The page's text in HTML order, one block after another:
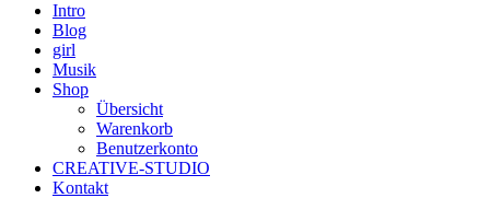
Intro
Blog
girl
Musik
Shop
Übersicht
Warenkorb
Benutzerkonto
CREATIVE-STUDIO
Kontakt